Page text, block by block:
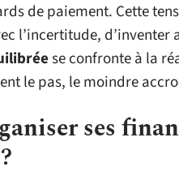
de paiement. Cette
l’incertitude, d’inventer
se confronte à la
le pas, le moindre
ses